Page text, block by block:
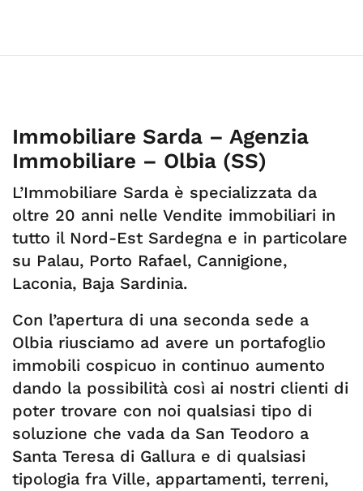
Immobiliare Sarda – Agenzia
Immobiliare – Olbia (SS)
L’Immobiliare Sarda è specializzata da
oltre 20 anni nelle Vendite immobiliari in
tutto il Nord-Est Sardegna e in particolare
su Palau, Porto Rafael, Cannigione,
Laconia, Baja Sardinia.
Con l’apertura di una seconda sede a
Olbia riusciamo ad avere un portafoglio
immobili cospicuo in continuo aumento
dando la possibilità così ai nostri clienti di
poter trovare con noi qualsiasi tipo di
soluzione che vada da San Teodoro a
Santa Teresa di Gallura e di qualsiasi
tipologia fra Ville, appartamenti, terreni,